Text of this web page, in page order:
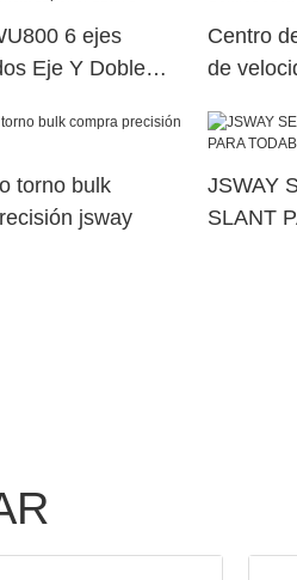
6 ejes
Eje Y Doble
potencia superior
Centro
de
JSWAY
torno bulk
jsway
JSWAY
SLANT